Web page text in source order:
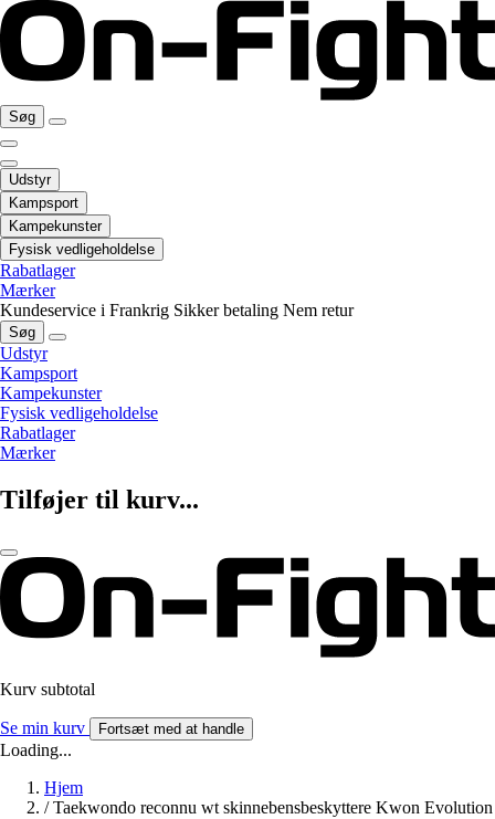
Søg
Udstyr
Kampsport
Kampekunster
Fysisk vedligeholdelse
Rabatlager
Mærker
Kundeservice i Frankrig Sikker betaling Nem retur
Søg
Udstyr
Kampsport
Kampekunster
Fysisk vedligeholdelse
Rabatlager
Mærker
Tilføjer til kurv...
Kurv subtotal
Se min kurv Fortsæt med at handle
Loading...
Hjem
/ Taekwondo reconnu wt skinnebensbeskyttere Kwon Evolution